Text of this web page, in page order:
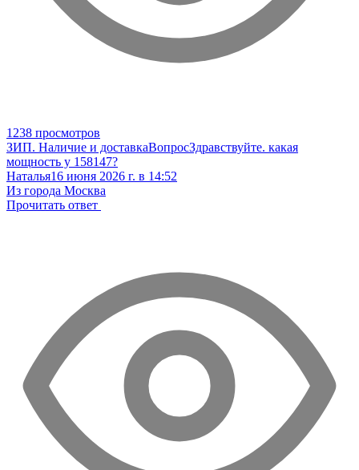
1238 просмотров
ЗИП. Наличие и доставкаВопросЗдравствуйте. какая
мощность у 158147?
Наталья16 июня 2026 г. в 14:52
Из города Москва
Прочитать ответ